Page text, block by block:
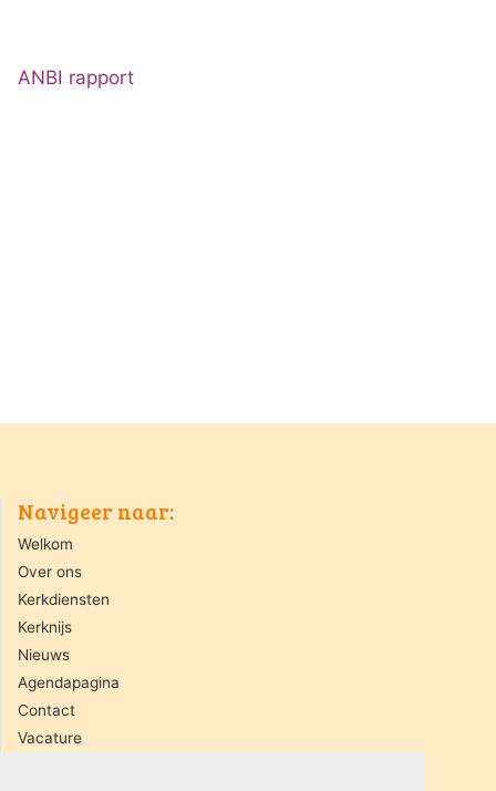
ANBI rapport
Navigeer naar:
Welkom
Over ons
Kerkdiensten
Kerknijs
Nieuws
Agendapagina
Contact
Vacature